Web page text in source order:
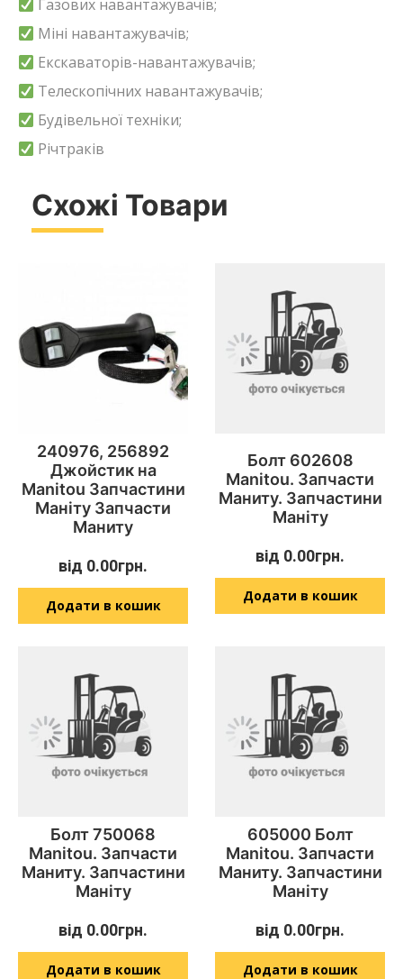
Газових навантажувачів;
Міні навантажувачів;
Екскаваторів-навантажувачів;
Телескопічних навантажувачів;
Будівельної техніки;
Річтраків
Схожі Товари
240976, 256892
Джойстик на
Manitou Запчастини
Маніту Запчасти
Маниту
від 0.00грн.
Додати в кошик
Болт 602608
Manitou. Запчасти
Маниту. Запчастини
Маніту
від 0.00грн.
Додати в кошик
Болт 750068
Manitou. Запчасти
Маниту. Запчастини
Маніту
від 0.00грн.
Додати в кошик
605000 Болт
Manitou. Запчасти
Маниту. Запчастини
Маніту
від 0.00грн.
Додати в кошик